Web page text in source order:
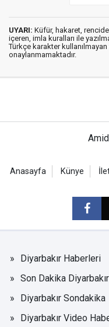
UYARI: Küfür, hakaret,
içeren, imla kuralları ile
Türkçe karakter
onaylanmamaktadır.
Anasayfa Künye
Diyarbakır Haberleri
Son Dakika Diyarbakır
Diyarbakır Sondakika
Diyarbakır Video